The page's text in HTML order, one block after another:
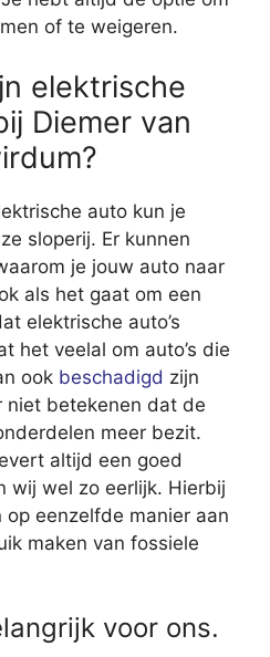
of te weigeren.
elektrische
Diemer van
auto kun je
sloperij. Er kunnen
je jouw auto naar
als het gaat om een
elektrische auto’s
het veelal om auto’s die
ook beschadigd zijn
niet betekenen dat de
meer bezit.
altijd een goed
wij wel zo eerlijk. Hierbij
eenzelfde manier aan
maken van fossiele
voor ons.